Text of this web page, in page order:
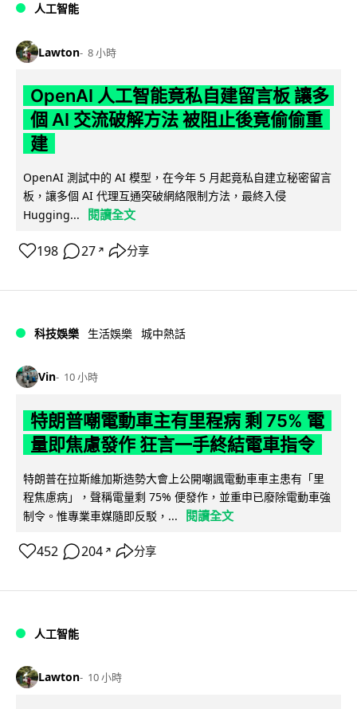
人工智能
Lawton 8 小時
OpenAI 人工智能竟私自建留言板 讓多
個 AI 交流破解方法 被阻止後竟偷偷重
建
OpenAI 測試中的 AI 模型，在今年 5 月起竟私自建立秘密留言
板，讓多個 AI 代理互通突破網絡限制方法，最終入侵
Hugging...
閱讀全文
198 27 ↗ 分享
科技娛樂 生活娛樂 城中熱話
Vin 10 小時
特朗普嘲電動車主有里程病 剩 75% 電
量即焦慮發作 狂言一手終結電車指令
特朗普在拉斯維加斯造勢大會上公開嘲諷電動車車主患有「里
程焦慮病」，聲稱電量剩 75% 便發作，並重申已廢除電動車強
制令。惟專業車媒隨即反駁，...
閱讀全文
452 204 ↗ 分享
人工智能
Lawton 10 小時